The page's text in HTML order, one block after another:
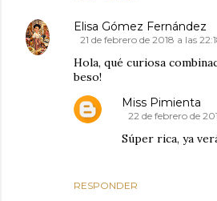
Elisa Gómez Fernández
21 de febrero de 2018 a las
Hola, qué curiosa
beso!
RESPONDER
Miss Pimienta
22 de febrero de
Súper rica, ya